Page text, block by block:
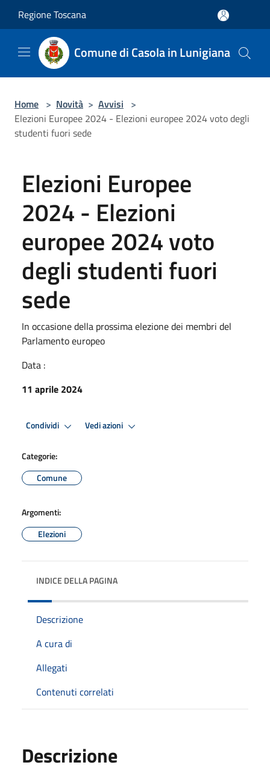
Regione Toscana
Comune di Casola in Lunigiana
Home > Novità > Avvisi >
Elezioni Europee 2024 - Elezioni europee 2024 voto degli
studenti fuori sede
Elezioni Europee
2024 - Elezioni
europee 2024 voto
degli studenti fuori
sede
In occasione della prossima elezione dei membri del
Parlamento europeo
Data :
11 aprile 2024
Condividi Vedi azioni
Categorie:
Comune
Argomenti:
Elezioni
INDICE DELLA PAGINA
Descrizione
A cura di
Allegati
Contenuti correlati
Descrizione